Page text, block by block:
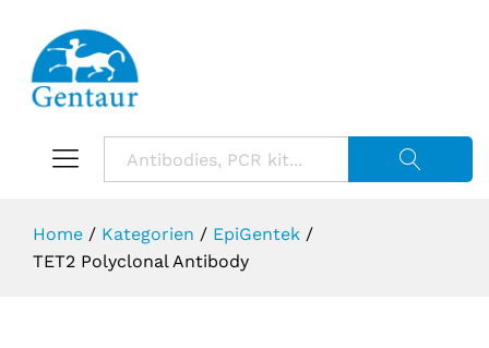
Home / Kategorien / EpiGentek /
TET2 Polyclonal Antibody